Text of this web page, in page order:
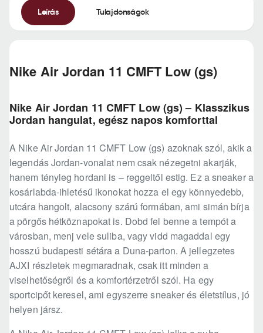
Leírás Tulajdonságok
Nike Air Jordan 11 CMFT Low (gs)
Nike Air Jordan 11 CMFT Low (gs) – Klasszikus
Jordan hangulat, egész napos komforttal
A Nike Air Jordan 11 CMFT Low (gs) azoknak szól, akik a
legendás Jordan-vonalat nem csak nézegetni akarják,
hanem tényleg hordani is – reggeltől estig. Ez a sneaker a
kosárlabda-ihletésű ikonokat hozza el egy könnyedebb,
utcára hangolt, alacsony szárú formában, ami simán bírja
a pörgős hétköznapokat is. Dobd fel benne a tempót a
városban, menj vele suliba, vagy vidd magaddal egy
hosszú budapesti sétára a Duna-parton. A jellegzetes
AJXI részletek megmaradnak, csak itt minden a
viselhetőségről és a komfortérzetről szól. Ha egy
sportcipőt keresel, ami egyszerre sneaker és életstílus, jó
helyen jársz.